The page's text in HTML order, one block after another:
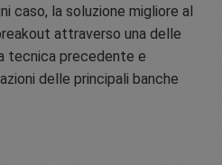
caso, la soluzione migliore al
attraverso una delle
tecnica precedente e
delle principali banche